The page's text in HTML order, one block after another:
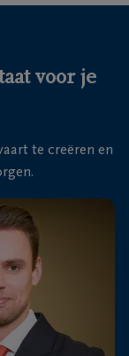
voor je
te creëren en